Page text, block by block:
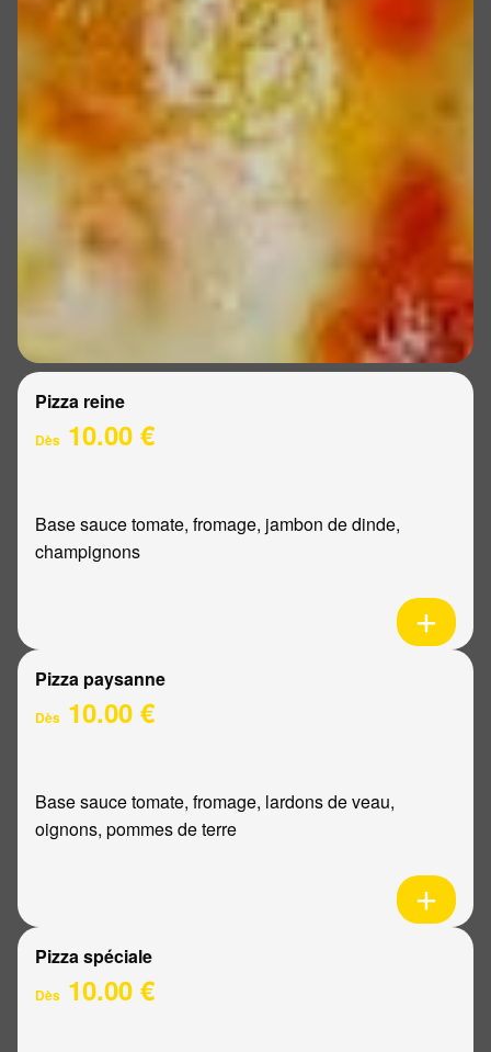
Pizza reine
Dès 10.00 €
Base sauce tomate, fromage, jambon de dinde,
champignons
Pizza paysanne
Dès 10.00 €
Base sauce tomate, fromage, lardons de veau,
oignons, pommes de terre
Pizza spéciale
Dès 10.00 €